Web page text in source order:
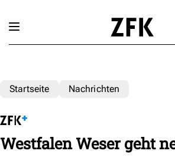
Startseite Nachrichten
Westfalen Weser geht